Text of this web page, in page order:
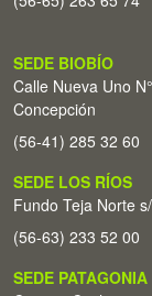
SEDE BIOBÍO
Calle Nueva Uno
Concepción
(56-41) 285 32 60
SEDE LOS RÍOS
Fundo Teja Norte
(56-63) 233 52 00
SEDE PATAGONIA